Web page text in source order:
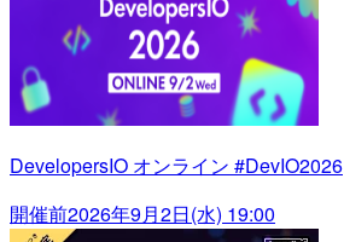
DevelopersIO オンライン #DevIO2026
開催前2026年9月2日(水) 19:00